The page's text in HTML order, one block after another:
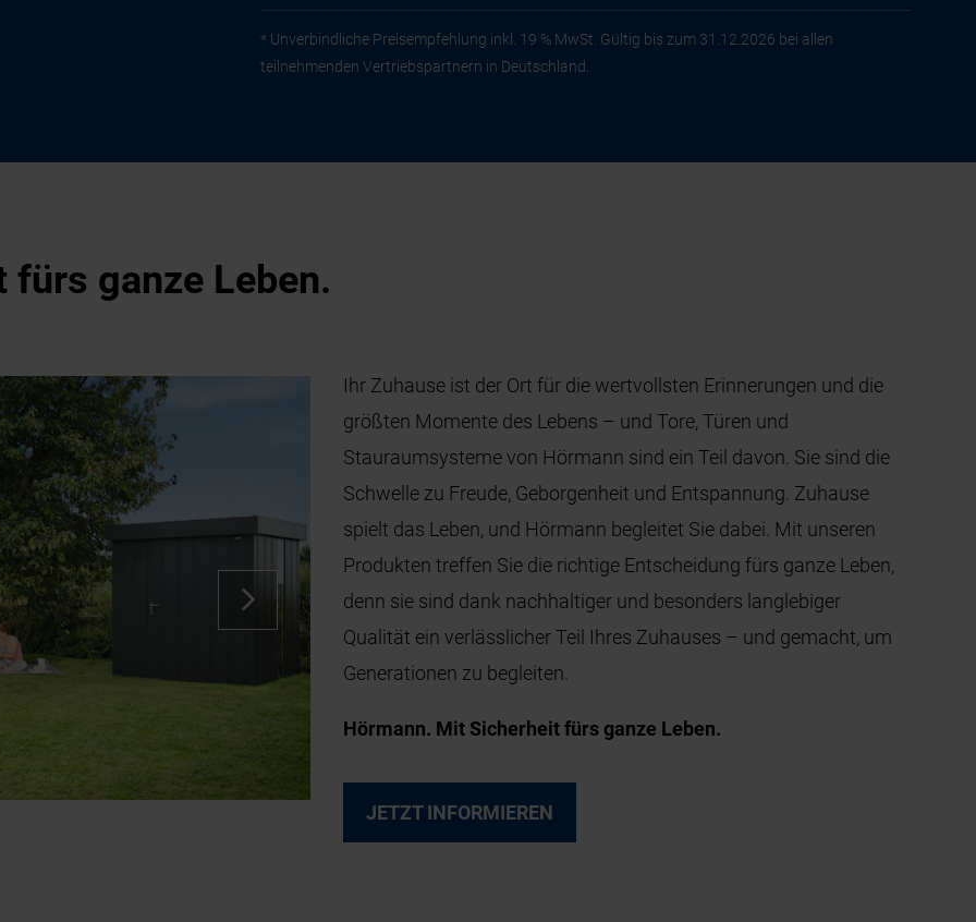
* Unverbindliche Preisempfehlung inkl. 19 % MwSt. Gültig bis zum 31.12.2026 bei allen
teilnehmenden Vertriebspartnern in Deutschland.
ganze Leben.
Ihr Zuhause ist der Ort für die wertvollsten Erinnerungen und die
größten Momente des Lebens – und Tore, Türen und
Stauraumsysteme von Hörmann sind ein Teil davon. Sie sind die
Schwelle zu Freude, Geborgenheit und Entspannung. Zuhause
spielt das Leben, und Hörmann begleitet Sie dabei. Mit unseren
Produkten treffen Sie die richtige Entscheidung fürs ganze Leben,
denn sie sind dank nachhaltiger und besonders langlebiger
Qualität ein verlässlicher Teil Ihres Zuhauses – und gemacht, um
Generationen zu begleiten.
Hörmann. Mit Sicherheit fürs ganze Leben.
JETZT INFORMIEREN